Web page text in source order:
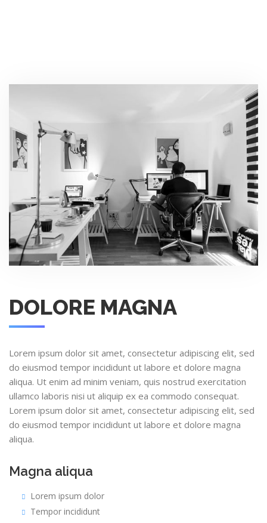
DOLORE MAGNA
Lorem ipsum dolor sit amet, consectetur adipiscing elit, sed
do eiusmod tempor incididunt ut labore et dolore magna
aliqua. Ut enim ad minim veniam, quis nostrud exercitation
ullamco laboris nisi ut aliquip ex ea commodo consequat.
Lorem ipsum dolor sit amet, consectetur adipiscing elit, sed
do eiusmod tempor incididunt ut labore et dolore magna
aliqua.
Magna aliqua
Lorem ipsum dolor
Tempor incididunt